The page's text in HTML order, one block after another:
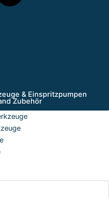
& Einspritzpumpen
Zubehör